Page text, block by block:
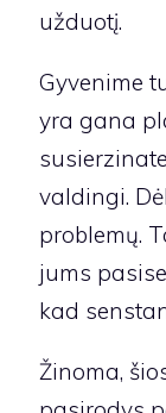
užduotį.
Gyvenime
yra gana
valdingi.
problemų.
jums
kad
Žinoma,